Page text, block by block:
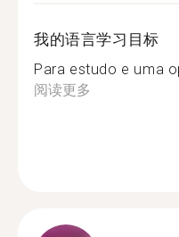
我的语言学习目标
Para estudo e uma
阅读更多